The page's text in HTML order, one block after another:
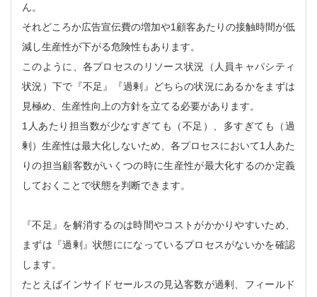
ん。
それどころか広告宣伝費の増加や1顧客あたりの接触時間が低
減し生産性が下がる危険性もあります。
このように、各プロセスのリソース状況（人員キャパシティ
状況）下で『不足』『過剰』どちらの状況にあるかをまずは
見極め、生産性向上の方針を立てる必要があります。
1人あたり担当数が少なすぎても（不足）、多すぎても（過
剰）生産性は最大化しないため、各プロセスにおいて1人あた
りの担当顧客数がいくつの時に生産性が最大化するのか定義
しておくことで状態を判断できます。
『不足』を解消するのは時間やコストがかかりやすいため、
まずは『過剰』状態にになっているプロセスがないかを確認
します。
たとえばインサイドセールスの見込客数が過剰、フィールド